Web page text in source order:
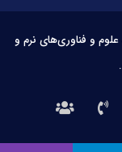
و فناوری‌های نرم و
تماس
با
درباره
ما